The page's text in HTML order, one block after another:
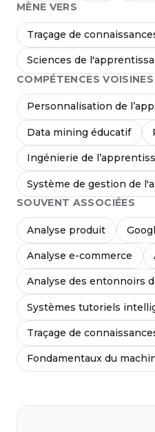
MÈNE VERS
Traçage de
Sciences de
COMPÉTENCES VOISINES
Personnalisation de
Data mining éducatif
Ingénierie de
Système de gestion de
SOUVENT ASSOCIÉES
Analyse produit
Analyse e-commerce
Analyse des entonnoirs
Systèmes tutoriels
Traçage de
Fondamentaux du